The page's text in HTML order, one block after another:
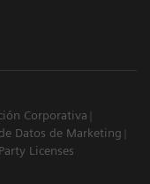
Corporativa
Datos de Marketing
Licenses